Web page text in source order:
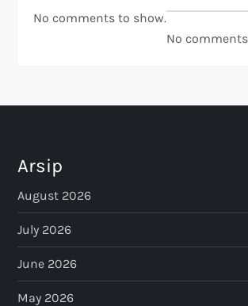
No comments to show.
No
Arsip
August 2026
July 2026
June 2026
May 2026